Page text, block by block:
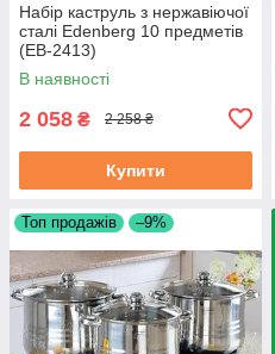
Набір каструль з нержавіючої
сталі Edenberg 10 предметів
(EB-2413)
В наявності
2 058 ₴ 2 258 ₴
Купити
Топ продажів –9%